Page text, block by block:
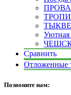
Сравнить
Отложенные
Позвоните нам: